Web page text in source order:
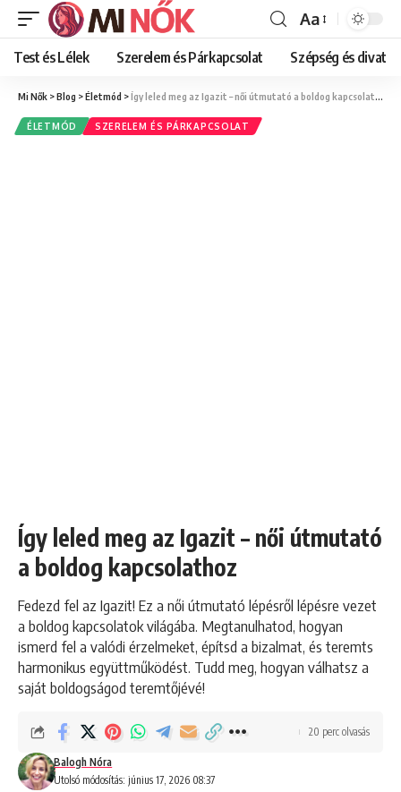
Font
Resizer
Aa
Test és Lélek Szerelem és Párkapcsolat Szépség és divat
Mi Nők >Blog >Életmód >Így leled meg az Igazit – női útmutató a boldog kapcsolathoz
ÉLETMÓD SZERELEM ÉS PÁRKAPCSOLAT
Így leled meg az Igazit – női útmutató
a boldog kapcsolathoz
Fedezd fel az Igazit! Ez a női útmutató lépésről lépésre vezet
a boldog kapcsolatok világába. Megtanulhatod, hogyan
ismerd fel a valódi érzelmeket, építsd a bizalmat, és teremts
harmonikus együttműködést. Tudd meg, hogyan válhatsz a
saját boldogságod teremtőjévé!
Utolsó módosítás: június 17, 2026 08:37
Balogh Nóra
20 perc olvasás